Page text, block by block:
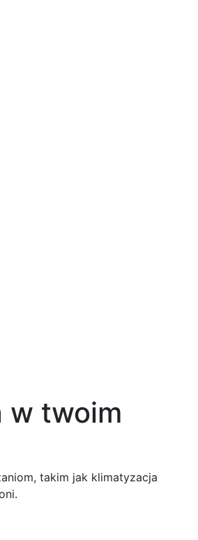
w twoim
takim jak klimatyzacja